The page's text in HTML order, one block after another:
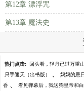
第12章 漂浮咒
第13章 魔法史
热门点击: 回头看，轻舟已过万重
只手遮天（出书版） 、 妈妈的忌
香 、 看见弹幕后，我送狗皇帝和